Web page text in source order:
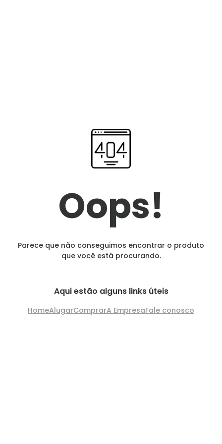
Oops!
Parece que não conseguimos encontrar o produto
que você está procurando.
Aqui estão alguns links úteis
HomeAlugarComprarA EmpresaFale conosco